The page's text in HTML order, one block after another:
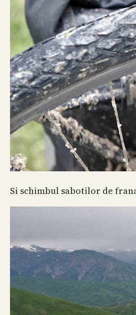
Si schimbul sabotilor de